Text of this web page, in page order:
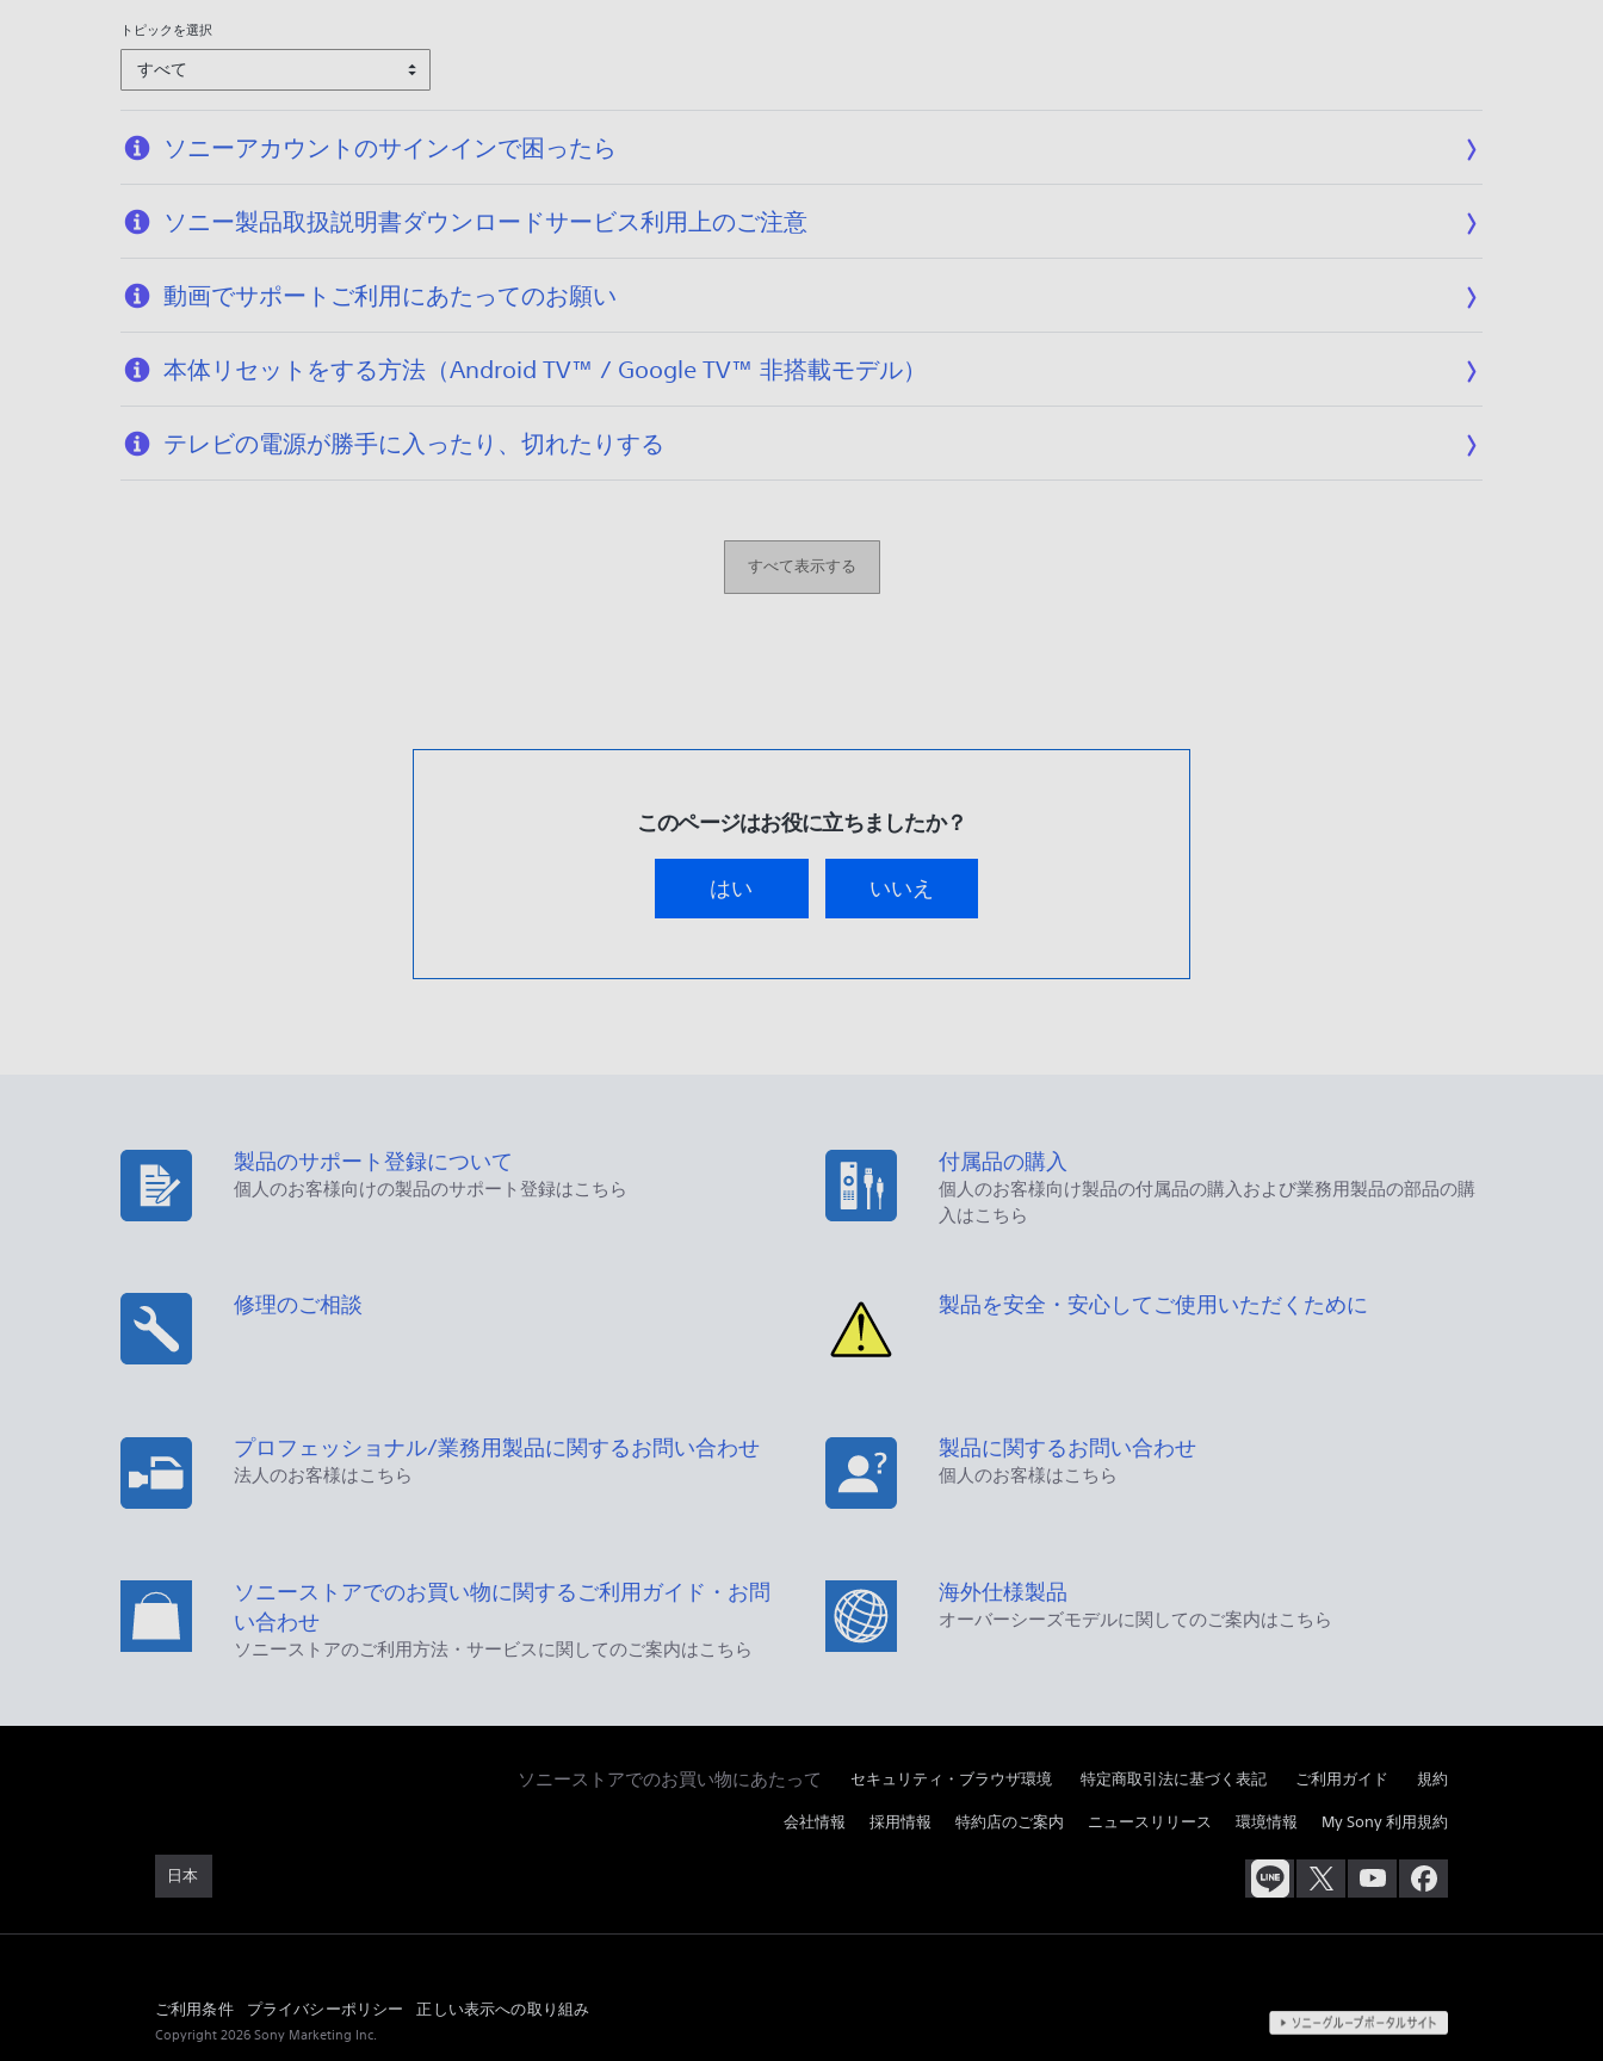
トピックを選択
すべて
ソニーアカウントのサインインで困ったら
ソニー製品取扱説明書ダウンロードサービス利用上のご注意
動画でサポートご利用にあたってのお願い
本体リセットをする方法（Android TV™ / Google TV™ 非搭載モデル）
テレビの電源が勝手に入ったり、切れたりする
すべて表示する
このページはお役に立ちましたか？
はい いいえ
製品のサポート登録について
個人のお客様向けの製品のサポート登録はこちら
付属品の購入
個人のお客様向け製品の付属品の購入および業務用製品の部品の購
入はこちら
修理のご相談 製品を安全・安心してご使用いただくために
プロフェッショナル/業務用製品に関するお問い合わせ
法人のお客様はこちら
製品に関するお問い合わせ
個人のお客様はこちら
ソニーストアでのお買い物に関するご利用ガイド・お問
い合わせ
ソニーストアのご利用方法・サービスに関してのご案内はこちら
海外仕様製品
オーバーシーズモデルに関してのご案内はこちら
ソニーストアでのお買い物にあたって セキュリティ・ブラウザ環境 特定商取引法に基づく表記 ご利用ガイド 規約
日本
会社情報 採用情報 特約店のご案内 ニュースリリース 環境情報 My Sony 利用規約
ご利用条件 プライバシーポリシー 正しい表示への取り組み
Copyright 2026 Sony Marketing Inc.